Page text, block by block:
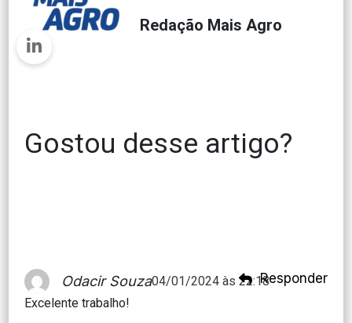
Redação Mais Agro
Gostou desse artigo?
Odacir Souza04/01/2024 às 22:18
Excelente trabalho!
Responder